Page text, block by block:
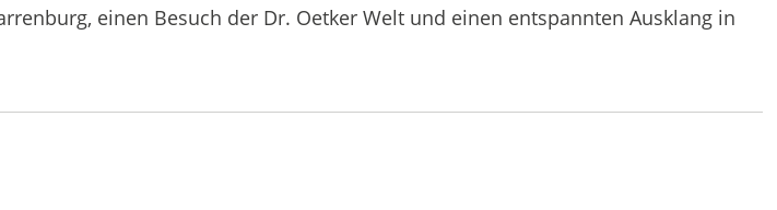
einen Besuch der Dr. Oetker Welt und einen entspannten Ausklang in